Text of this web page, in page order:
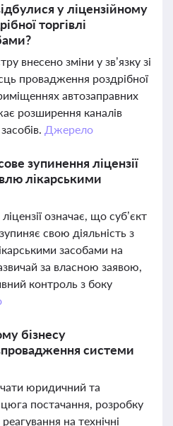
у ліцензійному
торгівлі
внесено зміни у зв’язку зі
провадження роздрібної
автозаправних
розширення каналів
Джерело
зупинення ліцензії
лікарськими
означає, що суб’єкт
свою діяльність з
засобами на
за власною заявою,
контроль з боку
бізнесу
системи
юридичний та
постачання, розробку
на технічні